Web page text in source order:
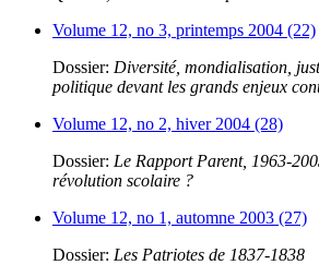
Volume 12, no 3, printemps 2004 (22)
Dossier: Diversité, mondialisation,
politique devant les grands enjeux
Volume 12, no 2, hiver 2004 (28)
Dossier: Le Rapport Parent, 1963-
révolution scolaire ?
Volume 12, no 1, automne 2003 (27)
Dossier: Les Patriotes de 1837-1838